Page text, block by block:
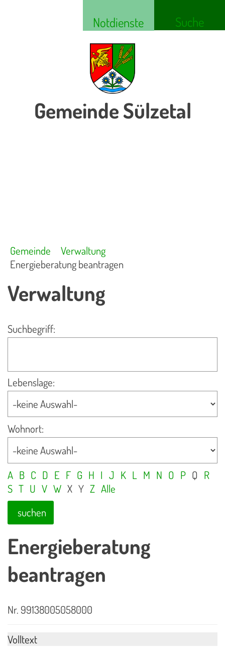
Notdienste Suche
Gemeinde Sülzetal
Gemeinde
Verwaltung
Energieberatung beantragen
Verwaltung
Suchbegriff:
Lebenslage:
Wohnort:
A B C D E F G H I J K L M N O P Q R
S T U V W X Y Z Alle
suchen
Energieberatung
beantragen
Nr. 99138005058000
Volltext